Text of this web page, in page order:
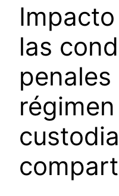
las
penales
custodia